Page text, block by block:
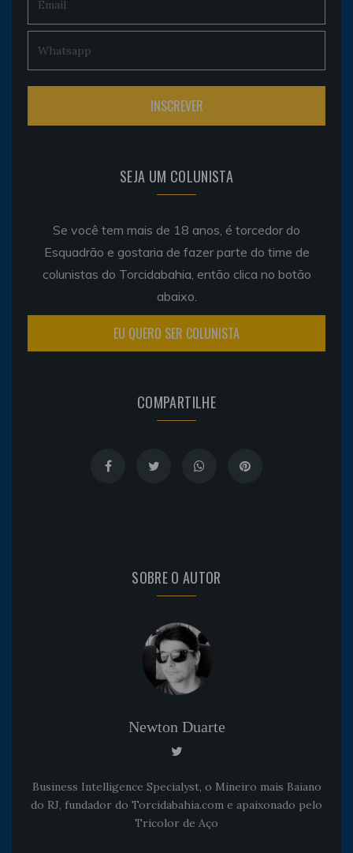
SEJA UM COLUNISTA
Se você tem mais de 18 anos, é torcedor do
Esquadrão e gostaria de fazer parte do time de
colunistas do Torcidabahia, então clica no botão
abaixo.
EU QUERO SER COLUNISTA
COMPARTILHE
SOBRE O AUTOR
Newton Duarte
Business Intelligence Specialyst, o Mineiro mais Baiano
do RJ, fundador do Torcidabahia.com e apaixonado pelo
Tricolor de Aço